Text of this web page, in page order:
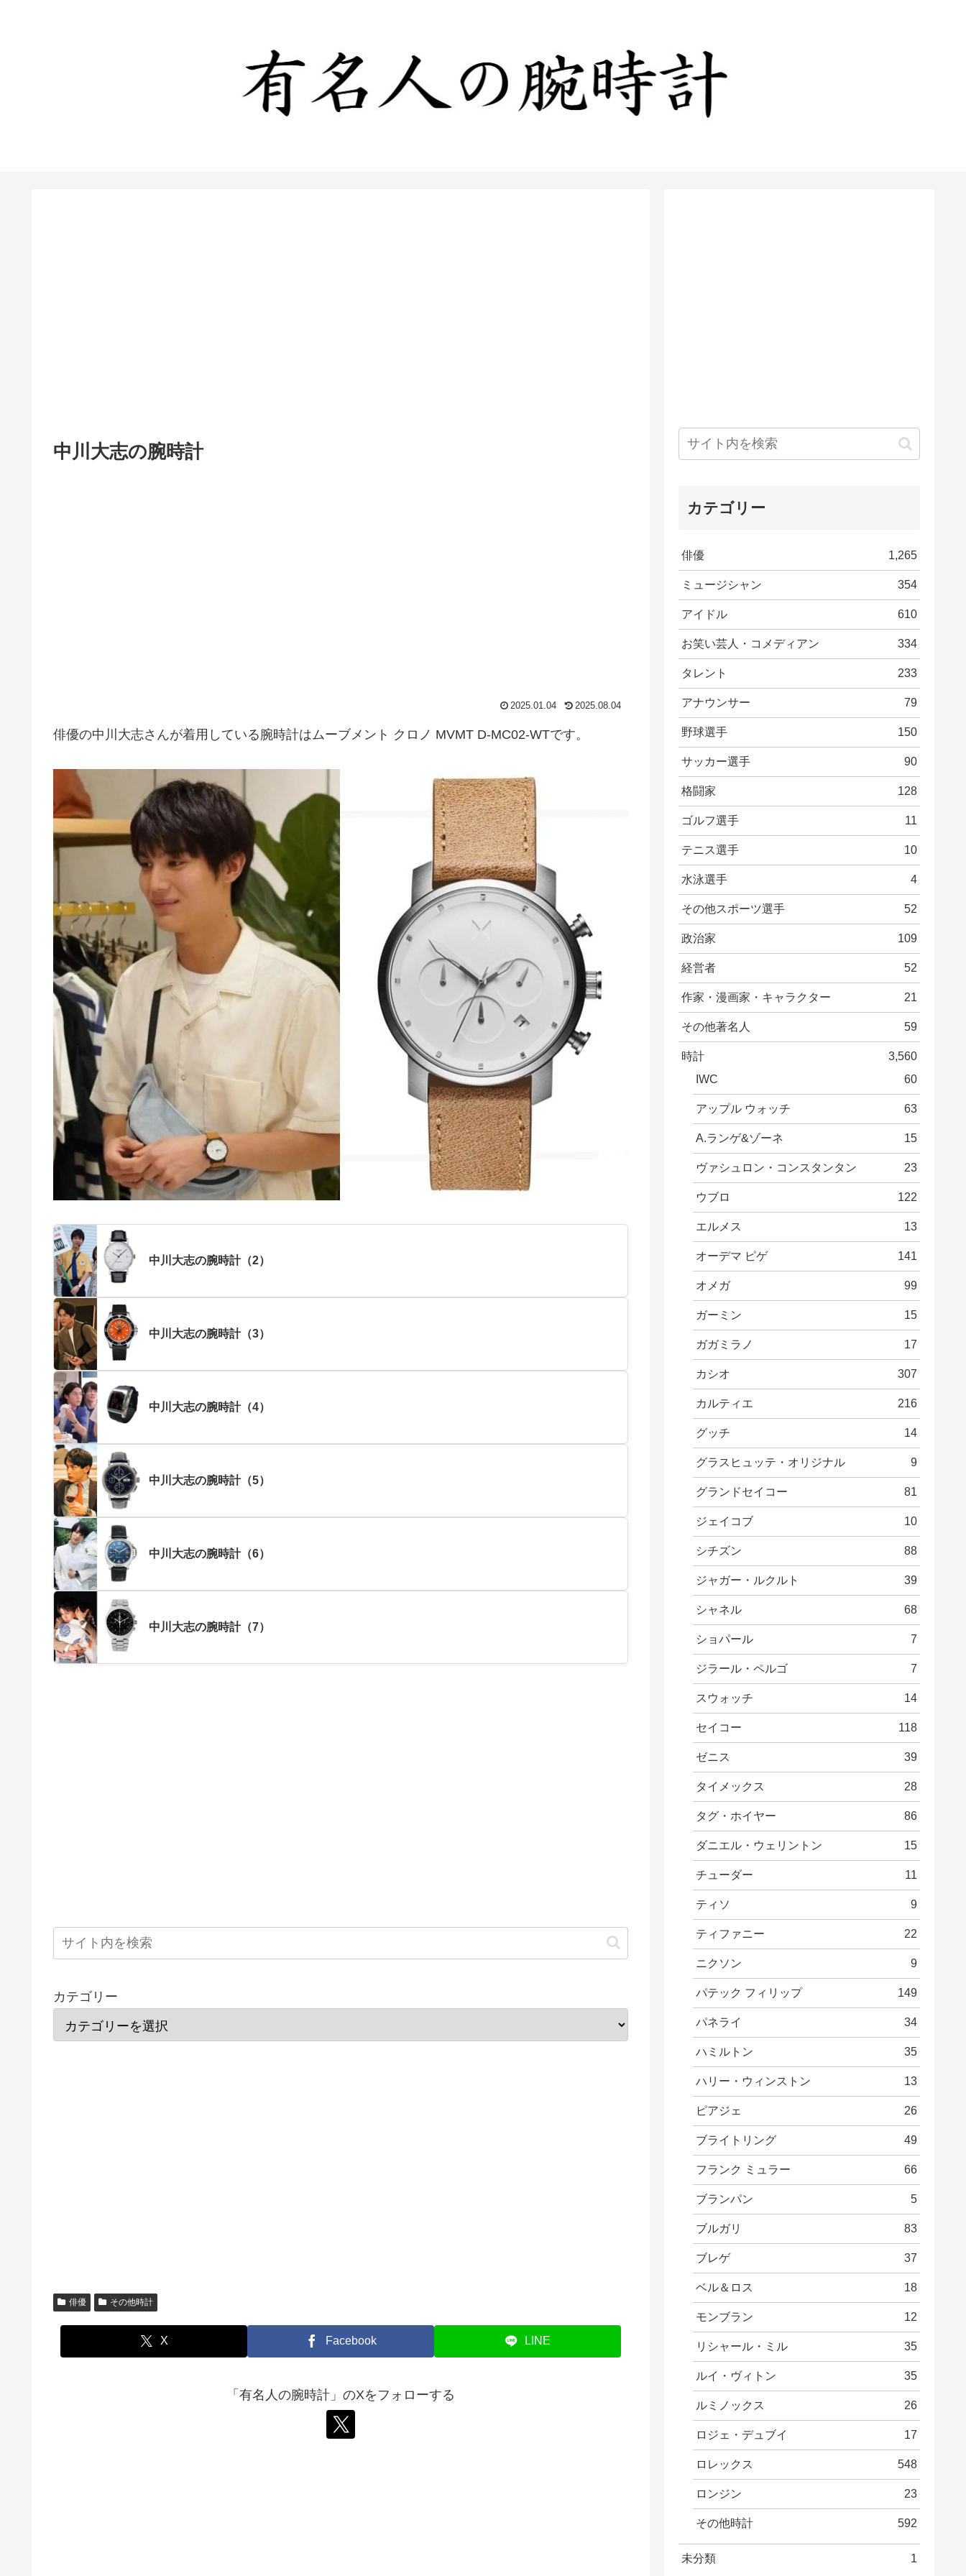
中川大志の腕時計
2025.01.04 2025.08.04
俳優の中川大志さんが着用している腕時計はムーブメント クロノ MVMT D-MC02-WTです。
中川大志の腕時計（2）
中川大志の腕時計（3）
中川大志の腕時計（4）
中川大志の腕時計（5）
中川大志の腕時計（6）
中川大志の腕時計（7）
カテゴリー
俳優 その他時計
X Facebook LINE
「有名人の腕時計」のXをフォローする
カテゴリー
俳優 1,265
ミュージシャン 354
アイドル 610
お笑い芸人・コメディアン 334
タレント 233
アナウンサー 79
野球選手 150
サッカー選手 90
格闘家 128
ゴルフ選手 11
テニス選手 10
水泳選手 4
その他スポーツ選手 52
政治家 109
経営者 52
作家・漫画家・キャラクター 21
その他著名人 59
時計
3,560
IWC
60
アップル ウォッチ 63
A.ランゲ&ゾーネ 15
ヴァシュロン・コンスタンタン 23
ウブロ 122
エルメス 13
オーデマ ピゲ 141
オメガ 99
ガーミン 15
ガガミラノ 17
カシオ 307
カルティエ 216
グッチ 14
グラスヒュッテ・オリジナル 9
グランドセイコー 81
ジェイコブ 10
シチズン 88
ジャガー・ルクルト 39
シャネル 68
ショパール 7
ジラール・ペルゴ 7
スウォッチ 14
セイコー 118
ゼニス 39
タイメックス 28
タグ・ホイヤー 86
ダニエル・ウェリントン 15
チューダー 11
ティソ 9
ティファニー 22
ニクソン 9
パテック フィリップ 149
パネライ 34
ハミルトン 35
ハリー・ウィンストン 13
ピアジェ 26
ブライトリング 49
フランク ミュラー 66
ブランパン 5
ブルガリ 83
ブレゲ 37
ベル＆ロス 18
モンブラン 12
リシャール・ミル 35
ルイ・ヴィトン 35
ルミノックス 26
ロジェ・デュブイ 17
ロレックス 548
ロンジン 23
その他時計 592
未分類 1